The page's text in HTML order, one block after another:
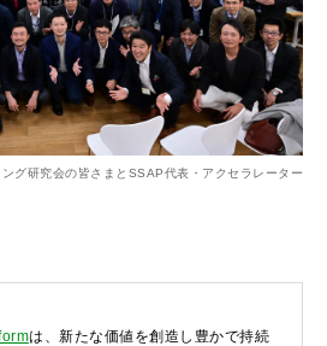
グ研究会の皆さまとSSAP代表・アクセラレーター
は、新たな価値を創造し豊かで持続